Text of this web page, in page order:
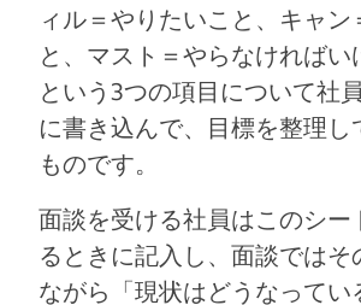
ィル＝やりたいこと、キャン
と、マスト＝やらなければい
という3つの項目について社
に書き込んで、目標を整理し
ものです。
面談を受ける社員はこのシー
るときに記入し、面談ではそ
ながら「現状はどうなってい